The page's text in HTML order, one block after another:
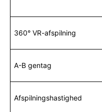
360° VR-afspilning
A-B gentag
Afspilningshastighed